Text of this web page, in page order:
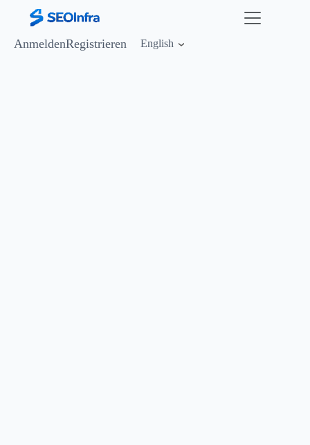
AnmeldenRegistrieren English